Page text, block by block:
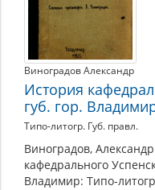
Виноградов Александр
История
губ. гор.
Типо-литогр. Губ. правл.
Виноградов,
кафедрального
Владимир: Типо-